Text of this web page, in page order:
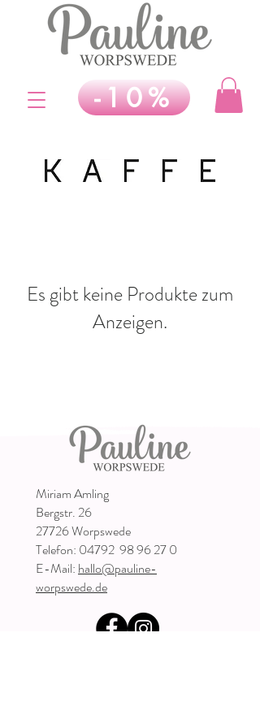
-10%
Es gibt keine Produkte zum
Anzeigen.
Miriam Amling
Bergstr. 26
27726 Worpswede
Telefon: 04792 98 96 27 0
E-Mail: hallo@pauline-
worpswede.de